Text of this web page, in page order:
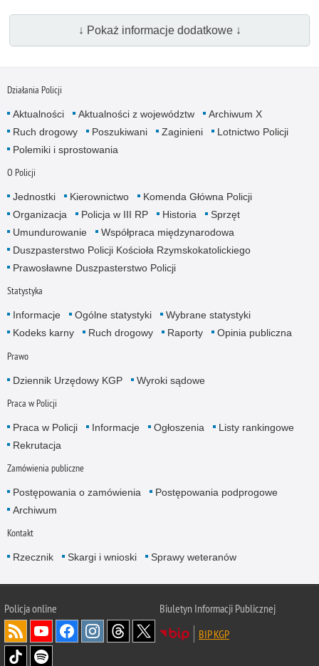
↓ Pokaż informacje dodatkowe ↓
Działania Policji
Aktualności Aktualności z województw
Archiwum X
Ruch drogowy
Poszukiwani Zaginieni
Lotnictwo Policji
Polemiki i sprostowania
O Policji
Jednostki Kierownictwo
Komenda Główna Policji
Organizacja
Policja w III RP Historia
Sprzęt
Umundurowanie
Współpraca międzynarodowa
Duszpasterstwo Policji Kościoła Rzymskokatolickiego
Prawosławne Duszpasterstwo Policji
Statystyka
Informacje Ogólne statystyki
Wybrane statystyki
Kodeks karny
Ruch drogowy Raporty Opinia publiczna
Prawo
Dziennik Urzędowy KGP Wyroki sądowe
Praca w Policji
Praca w Policji Informacje Ogłoszenia
Listy rankingowe
Rekrutacja
Zamówienia publiczne
Postępowania o zamówienia
Postępowania podprogowe
Archiwum
Kontakt
Rzecznik Skargi i wnioski Sprawy weteranów
Policjaonline
Biuletyn Informacji Publicznej
BIP KGP